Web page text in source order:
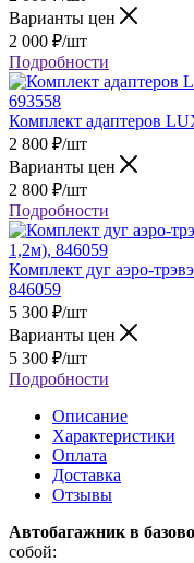
Варианты цен
2 000 ₽/шт
Подробности
Комплект адаптеров
2 800 ₽/шт
Варианты цен
2 800 ₽/шт
Подробности
Комплект дуг аэро-
846059
5 300 ₽/шт
Варианты цен
5 300 ₽/шт
Подробности
Описание
Характеристики
Оплата
Доставка
Отзывы
Автобагажник в
собой: